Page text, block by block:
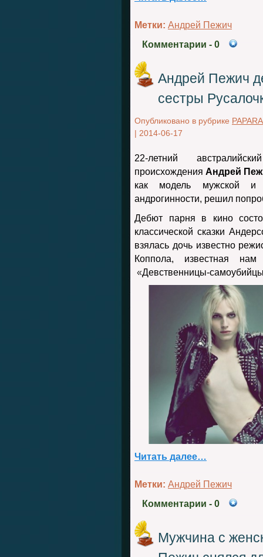
Метки: Андрей Пежич
Комментарии - 0
Андрей Пежич
сестры
Опубликовано в рубрике
| 2014-06-17
22-летний
происхождения Андрей
как модель мужской и
андрогинности, решил
Дебют парня в кино
классической сказки
взялась дочь известно
Коппола, известная
«Девственницы-
Читать далее…
Метки: Андрей Пежич
Комментарии - 0
Мужчина с